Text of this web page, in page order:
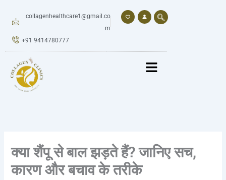
collagenhealthcare1@gmail.co
m
+91 9414780777
क्या शैंपू से बाल झड़ते हैं? जानिए सच,
कारण और बचाव के तरीके